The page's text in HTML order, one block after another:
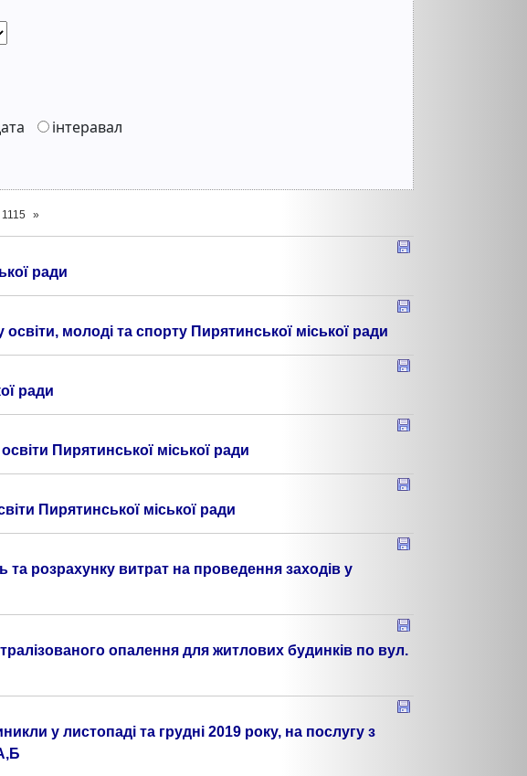
інтеравал
1115 »
ради
молоді та спорту Пирятинської міської ради
ради
Пирятинської міської ради
Пирятинської міської ради
розрахунку витрат на проведення заходів у
опалення для житлових будинків по вул.
у листопаді та грудні 2019 року, на послугу з